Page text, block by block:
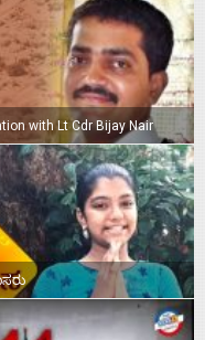
with Lt Cdr Bijay Nair